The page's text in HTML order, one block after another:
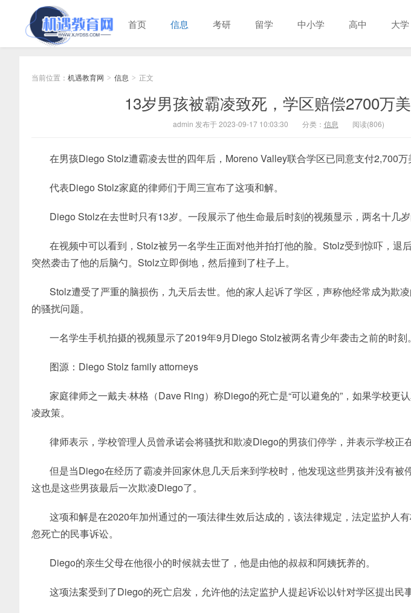
首页 信息 考研 留学 中小学 高中 大学
当前位置： 机遇教育网 > 信息 > 正文
13岁男孩被霸凌致死，学区赔偿2700万
admin 发布于 2023-09-17 10:03:30 分类： 信息 阅读(806)
在男孩Diego Stolz遭霸凌去世的四年后，Moreno Valley联合学区已同意支付2,700万
代表Diego Stolz家庭的律师们于周三宣布了这项和解。
Diego Stolz在去世时只有13岁。一段展示了他生命最后时刻的视频显示，两名十几
在视频中可以看到，Stolz被另一名学生正面对他并拍打他的脸。Stolz受到惊吓，退
突然袭击了他的后脑勺。Stolz立即倒地，然后撞到了柱子上。
Stolz遭受了严重的脑损伤，九天后去世。他的家人起诉了学区，声称他经常成为欺
的骚扰问题。
一名学生手机拍摄的视频显示了2019年9月Diego Stolz被两名青少年袭击之前的时刻。
图源：Diego Stolz family attorneys
家庭律师之一戴夫·林格（Dave Ring）称Diego的死亡是“可以避免的”，如果学校更
凌政策。
律师表示，学校管理人员曾承诺会将骚扰和欺凌Diego的男孩们停学，并表示学校正在
但是当Diego在经历了霸凌并回家休息几天后来到学校时，他发现这些男孩并没有被
这也是这些男孩最后一次欺凌Diego了。
这项和解是在2020年加州通过的一项法律生效后达成的，该法律规定，法定监护人
忽死亡的民事诉讼。
Diego的亲生父母在他很小的时候就去世了，他是由他的叔叔和阿姨抚养的。
这项法案受到了Diego的死亡启发，允许他的法定监护人提起诉讼以针对学区提出民事